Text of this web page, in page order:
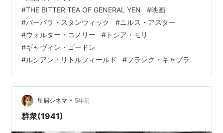
ィング
メディア:
DVD
クリック: 18回
この商品を含むブログ (21件) を見る
四十挺の拳銃 [DVD]
出版社/メーカー:
ィック エラ・ホール ほか 監督：フランク・キャプラ 原
作：『The Bitter Tea of General Yen』グレース・ザリン
グ・ストーン イェン将軍の瞼と眉毛の違和感に、そこば
っかり見てた。役作りメイクが逆効果に。お箸頑張って
た。 スト…
#THE BITTER TEA OF GENERAL YEN #映画
#バーバラ・スタンウィック #ニルス・アスター
#ウォルター・コノリー # トシア・モリ
#ギャヴィン・ゴードン
#ルシアン・リトルフィールド #フランク・キャプラ
星屑シネマ • 5年前
群衆(1941)